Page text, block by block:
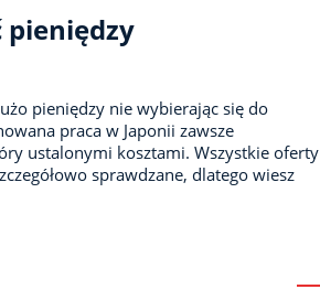
pieniędzy
pieniędzy nie wybierając się do
praca w Japonii zawsze
ustalonymi kosztami. Wszystkie oferty
sprawdzane, dlatego wiesz